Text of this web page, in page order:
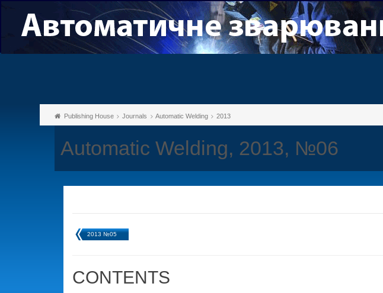
Publishing House Journals Automatic Welding 2013
Automatic Welding, 2013, №06
2013 №05
CONTENTS